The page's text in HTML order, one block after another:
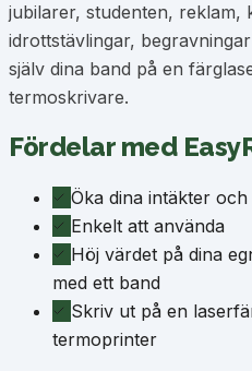
jubilarer, studenten, reklam,
idrottstävlingar,
själv dina band på en
termoskrivare.
Fördelar med
Öka dina intäkter
Enkelt att använda
Höj värdet på dina
med ett band
Skriv ut på en
termoprinter